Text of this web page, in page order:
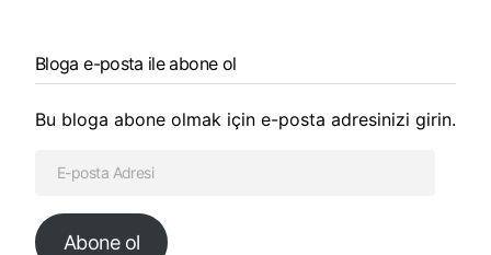
Bloga e-posta ile abone ol
Bu bloga abone olmak için e-posta adresinizi girin.
Abone ol